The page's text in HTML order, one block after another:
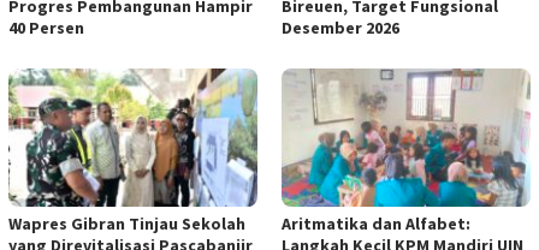
Progres Pembangunan Hampir
40 Persen
Bireuen, Target Fungsional
Desember 2026
Wapres Gibran Tinjau Sekolah
Aritmatika dan Alfabet: